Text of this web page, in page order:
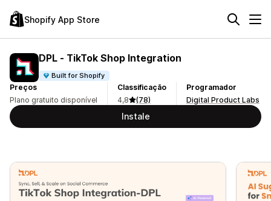
Shopify App Store
DPL ‑ TikTok Shop Integration
Built for Shopify
Preços
Plano gratuito disponível
Classificação
4,8
(78)
Programador
Digital Product Labs
Instale